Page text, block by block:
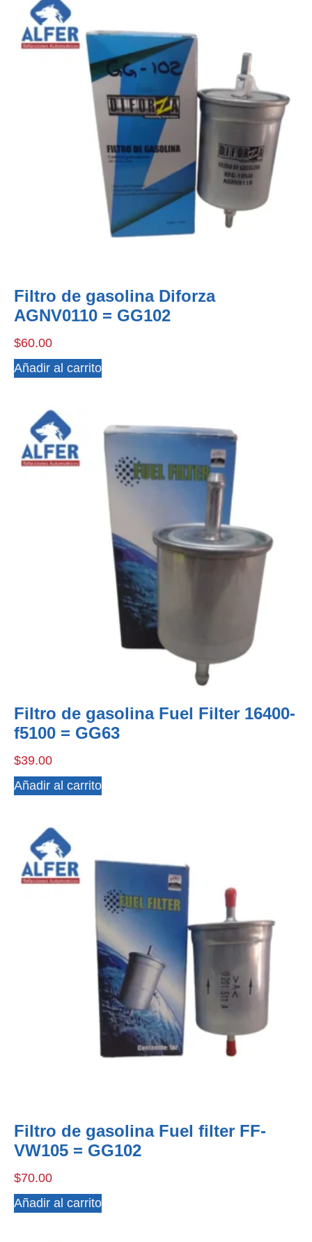
Filtro de gasolina Diforza
AGNV0110 = GG102
$60.00
Añadir al carrito
Filtro de gasolina Fuel Filter 16400-
f5100 = GG63
$39.00
Añadir al carrito
Filtro de gasolina Fuel filter FF-
VW105 = GG102
$70.00
Añadir al carrito